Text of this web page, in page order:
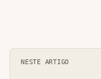
NESTE ARTIGO